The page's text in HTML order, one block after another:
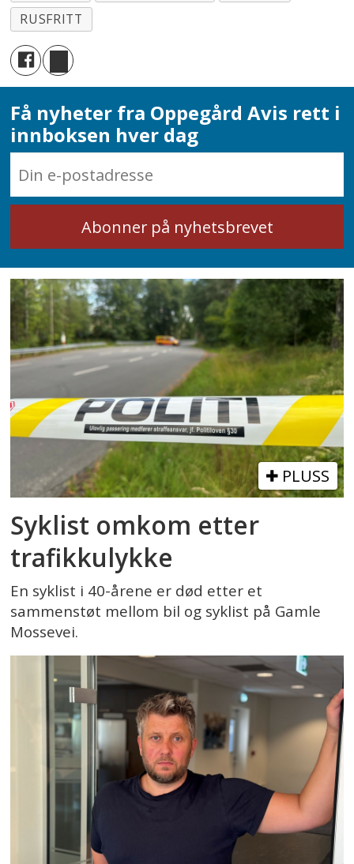
RUSFRITT
Få nyheter fra Oppegård Avis rett i
innboksen hver dag
PLUSS
Syklist omkom etter
trafikkulykke
En syklist i 40-årene er død etter et
sammenstøt mellom bil og syklist på Gamle
Mossevei.